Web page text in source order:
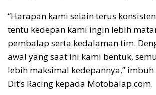
“Harapan kami selain terus
tentu kedepan kami ingin lebih
pembalap serta kedalaman tim.
awal yang saat ini kami bentuk,
lebih maksimal kedepannya,”
Dit’s Racing kepada Motobalap.com.